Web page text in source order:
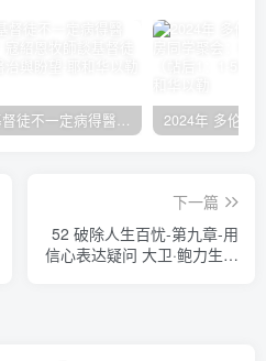
基督徒不一定病得醫治？寇紹恩牧師談基督徒的醫治與盼望
下一篇
52 破除人生百忧-第九章-用
信心表达疑问 大卫·鲍力生、